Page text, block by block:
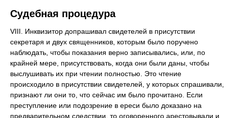
Судебная процедура
VIII. Инквизитор допрашивал свидетелей в присутствии
секретаря и двух священников, которым было поручено
наблюдать, чтобы показания верно записывались, или, по
крайней мере, присутствовать, когда они были даны, чтобы
выслушивать их при чтении полностью. Это чтение
происходило в присутствии свидетелей, у которых спрашивали,
признают ли они то, что сейчас им было прочитано. Если
преступление или подозрение в ереси было доказано на
предварительном следствии, то оговоренного арестовывали и